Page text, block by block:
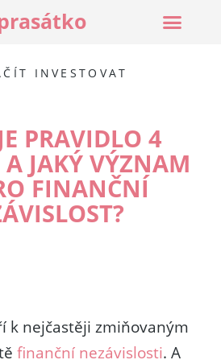
INVESTOVAT
PRAVIDLO 4
A JAKÝ VÝZNAM
FINANČNÍ
k nejčastěji zmiňovaným
finanční nezávislosti. A